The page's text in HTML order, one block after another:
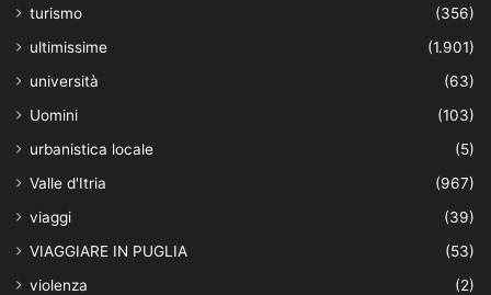
turismo
(356)
ultimissime
(1.901)
università
(63)
Uomini
(103)
urbanistica locale
(5)
Valle d'Itria
(967)
viaggi
(39)
VIAGGIARE IN PUGLIA
(53)
violenza
(2)